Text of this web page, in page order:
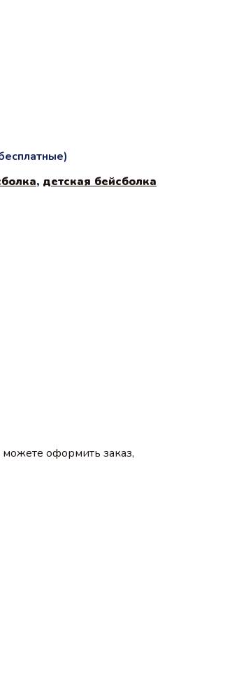
, детская бейсболка
оформить заказ,